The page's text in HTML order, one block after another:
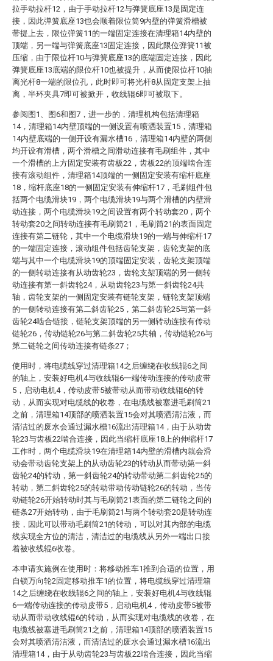
拉手动拉杆12，由于手动拉杆12与弹簧底座13是固定连
接，因此弹簧底座13也会顺着限位筒9内壁的弹簧滑槽被
带提上去，限位弹簧11的一端固定连接在清理箱14内壁的
顶端，另一端与弹簧底座13固定连接，因此限位弹簧11被
压缩，由于限位杆10与弹簧底座13的底端固定连接，因此
弹簧底座13底端的限位杆10也被提升，从而使限位杆10抽
离光杆8一端的限位孔，此时即可将光杆8从固定支架上抽
离，半环夹具7即可被掀开，收线辊6即可被取下。
参阅图1、图6和图7，进一步的，清理机构包括清理箱
14，清理箱14内壁顶端的一侧设置有喷洒装置15，清理箱
14内壁底端的一侧开设有漏水槽16，清理箱14内壁的两侧
均开设有滑槽，两个滑槽之间滑动连接有毛刷组件，其中
一个滑槽的上方固定安装有齿板22，齿板22的顶端啮合连
接有滚动组件，清理箱14顶端的一侧固定安装有缩杆底座
18，缩杆底座18的一侧固定安装有伸缩杆17，毛刷组件包
括两个电缆滑块19，两个电缆滑块19与两个滑槽的内壁滑
动连接，两个电缆滑块19之间设置有两个转动套20，两个
转动套20之间转动连接有毛刷筒21，毛刷筒21的表面固定
连接有第二链轮，其中一个电缆滑块19的一端与伸缩杆17
的一端固定连接，滚动组件包括齿轮支架，齿轮支架的底
端与其中一个电缆滑块19的顶端固定安装，齿轮支架顶端
的一侧转动连接有从动齿轮23，齿轮支架顶端的另一侧转
动连接有第一斜齿轮24，从动齿轮23与第一斜齿轮24共
轴，齿轮支架的一侧固定安装有链轮支架，链轮支架顶端
的一侧转动连接有第二斜齿轮25，第二斜齿轮25与第一斜
齿轮24啮合链接，链轮支架顶端的另一侧转动连接有传动
链轮26，传动链轮26与第二斜齿轮25共轴，传动链轮26与
第二链轮之间传动连接有链条27；
使用时，将电缆线穿过清理箱14之后缠绕在收线辊6之间
的轴上，安装好电机4与收线辊6一端传动连接的传动皮带
5，启动电机4，传动皮带5被带动从而带动收线辊6的转
动，从而实现对电缆线的收卷，在电缆线被塞进毛刷筒21
之前，清理箱14顶部的喷洒装置15会对其喷洒清洁液，而
清洁过的废水会通过漏水槽16流出清理箱14，由于从动齿
轮23与齿板22啮合连接，因此当缩杆底座18上的伸缩杆17
工作时，两个电缆滑块19在清理箱14内壁的滑槽内就会滑
动会带动齿轮支架上的从动齿轮23的转动从而带动第一斜
齿轮24的转动，第一斜齿轮24的转动带动第二斜齿轮25的
转动，第二斜齿轮25的转动带动传动链轮26的转动，当传
动链轮26开始转动时其与毛刷筒21表面的第二链轮之间的
链条27开始转动，由于毛刷筒21与两个转动套20是转动连
接，因此可以带动毛刷筒21的转动，可以对其内部的电缆
线实现全方位的清洁，清洁过的电缆线从另外一端出口接
着被收线辊6收卷。
本申请实施例在使用时：将移动推车1推到合适的位置，用
自锁万向轮2固定移动推车1的位置，将电缆线穿过清理箱
14之后缠绕在收线辊6之间的轴上，安装好电机4与收线辊
6一端传动连接的传动皮带5，启动电机4，传动皮带5被带
动从而带动收线辊6的转动，从而实现对电缆线的收卷，在
电缆线被塞进毛刷筒21之前，清理箱14顶部的喷洒装置15
会对其喷洒清洁液，而清洁过的废水会通过漏水槽16流出
清理箱14，由于从动齿轮23与齿板22啮合连接，因此当缩